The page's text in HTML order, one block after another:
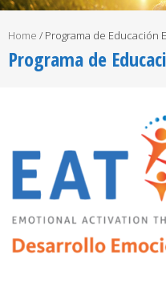
Home / Programa de Educación
Programa de